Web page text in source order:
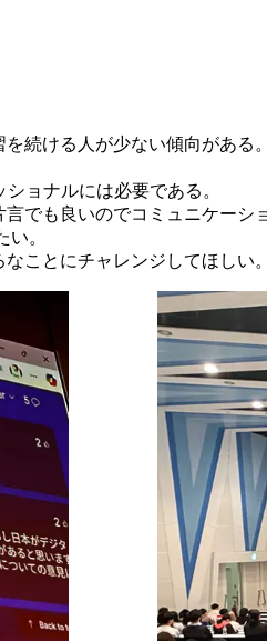
続ける人が少ない傾向がある。
ョナルには必要である。
でも良いのでコミュニケーシ
。
ことにチャレンジしてほしい。